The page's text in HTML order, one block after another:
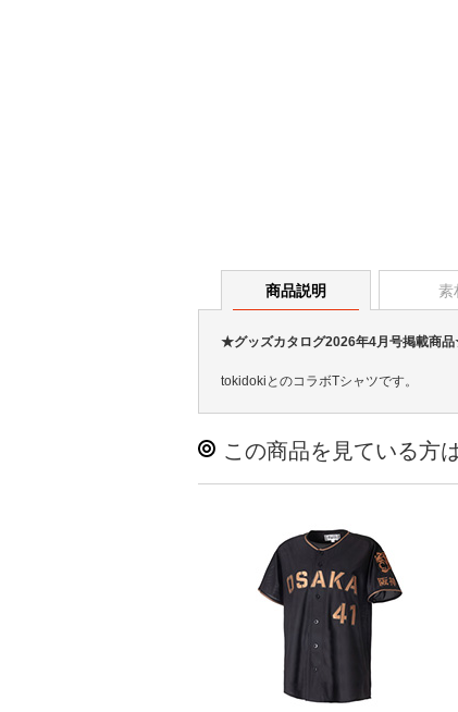
商品説明 素
★グッズカタログ2026年4月号掲載商
tokidokiとのコラボTシャツです。
この商品を見ている方